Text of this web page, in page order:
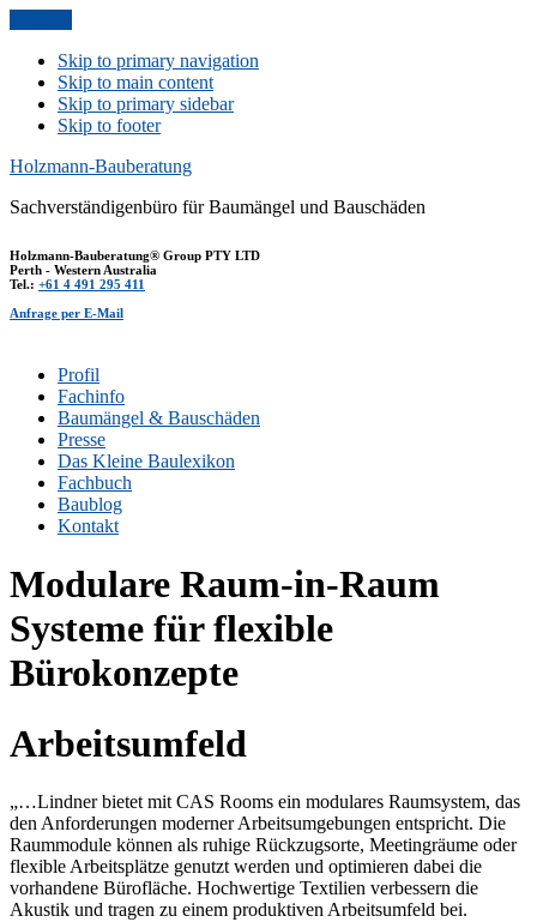
Skip to primary navigation
Skip to main content
Skip to primary sidebar
Skip to footer
Holzmann-Bauberatung
Sachverständigenbüro für Baumängel und Bauschäden
Holzmann-Bauberatung® Group PTY LTD
Perth - Western Australia
Tel.: +61 4 491 295 411
Anfrage per E-Mail
Profil
Fachinfo
Baumängel & Bauschäden
Presse
Das Kleine Baulexikon
Fachbuch
Baublog
Kontakt
Modulare Raum-in-Raum
Systeme für flexible
Bürokonzepte
Arbeitsumfeld
„…Lindner bietet mit CAS Rooms ein modulares Raumsystem, das
den Anforderungen moderner Arbeitsumgebungen entspricht. Die
Raummodule können als ruhige Rückzugsorte, Meetingräume oder
flexible Arbeitsplätze genutzt werden und optimieren dabei die
vorhandene Bürofläche. Hochwertige Textilien verbessern die
Akustik und tragen zu einem produktiven Arbeitsumfeld bei.